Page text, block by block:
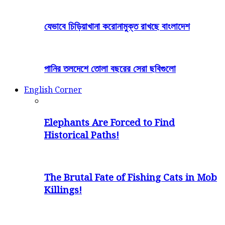
যেভাবে চিড়িয়াখানা করোনামুক্ত রাখছে বাংলাদেশ
পানির তলদেশে তোলা বছরের সেরা ছবিগুলো
English Corner
Elephants Are Forced to Find
Historical Paths!
The Brutal Fate of Fishing Cats in Mob
Killings!